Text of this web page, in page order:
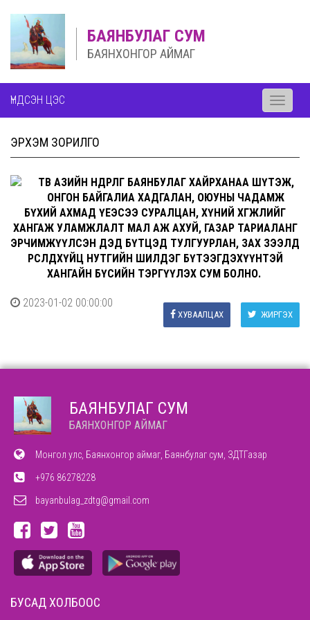
БАЯНБУЛАГ СУМ
БАЯНХОНГОР АЙМАГ
ҮНДСЭН ЦЭС
Toggle
ЭРХЭМ ЗОРИЛГО
ТӨВ АЗИЙН ӨНДӨРЛӨГ БАЯНБУЛАГ ХАЙРХАНАА ШҮТЭЖ,
ОНГОН БАЙГАЛИА ХАДГАЛАН, ОЮУНЫ ЧАДАМЖ
БҮХИЙ АХМАД ҮЕЭСЭЭ СУРАЛЦАН, ХҮНИЙ ХӨГЖЛИЙГ
ХАНГАЖ УЛАМЖЛАЛТ МАЛ АЖ АХУЙ, ГАЗАР ТАРИАЛАНГ
ЭРЧИМЖҮҮЛСЭН ДЭД БҮТЦЭД ТУЛГУУРЛАН, ЗАХ ЗЭЭЛД
ӨРСӨЛДӨХҮЙЦ НУТГИЙН ШИЛДЭГ БҮТЭЭГДЭХҮҮНТЭЙ
ХАНГАЙН БҮСИЙН ТЭРГҮҮЛЭХ СУМ БОЛНО.
2023-01-02 00:00:00
ЖИРГЭХ
ХУВААЛЦАХ
БАЯНБУЛАГ СУМ
БАЯНХОНГОР АЙМАГ
Монгол улс, Баянхонгор аймаг, Баянбулаг сум, ЗДТГазар
+976 86278228
bayanbulag_zdtg@gmail.com
БУСАД ХОЛБООС